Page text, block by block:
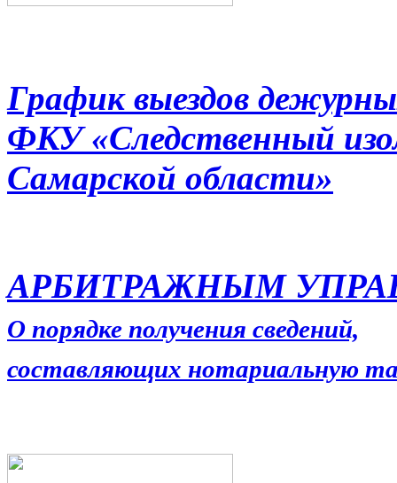
График выездов
ФКУ «Следственный
Самарской области»
АРБИТРАЖНЫМ
О порядке получения сведений,
составляющих нотариальную